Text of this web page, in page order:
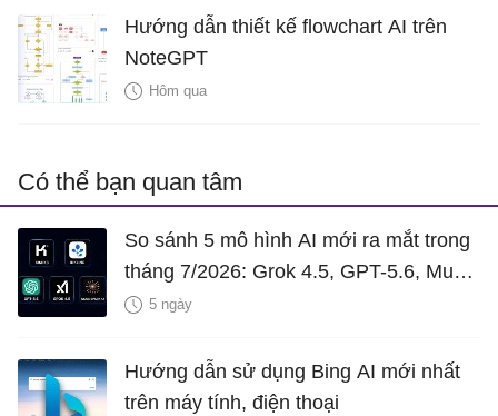
Hướng dẫn thiết kế flowchart AI trên
NoteGPT
Hôm qua
Có thể bạn quan tâm
So sánh 5 mô hình AI mới ra mắt trong
tháng 7/2026: Grok 4.5, GPT-5.6, Muse
Spark 1.1, Inkling và Kimi K3
5 ngày
Hướng dẫn sử dụng Bing AI mới nhất
trên máy tính, điện thoại